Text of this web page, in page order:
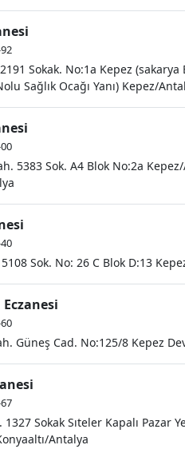
Sokak. No:1a Kepez (sakarya
Sağlık Ocağı Yanı) Kepez/
5383 Sok. A4 Blok No:2a
Sok. No: 26 C Blok D:13
Güneş Cad. No:125/8 Kepez
Sokak Sıteler Kapalı Pazar
Antalya